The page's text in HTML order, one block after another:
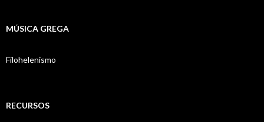
MÚSICA GREGA
Filohelenismo
RECURSOS